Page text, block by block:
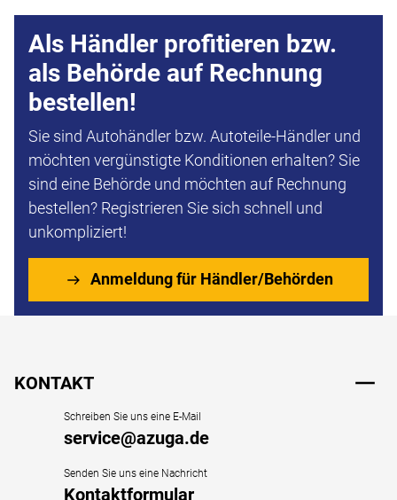
Als Händler profitieren bzw.
als Behörde auf Rechnung
bestellen!
Sie sind Autohändler bzw. Autoteile-Händler und
möchten vergünstigte Konditionen erhalten? Sie
sind eine Behörde und möchten auf Rechnung
bestellen? Registrieren Sie sich schnell und
unkompliziert!
Anmeldung für Händler/Behörden
KONTAKT
Schreiben Sie uns eine E-Mail
service@azuga.de
Senden Sie uns eine Nachricht
Kontaktformular